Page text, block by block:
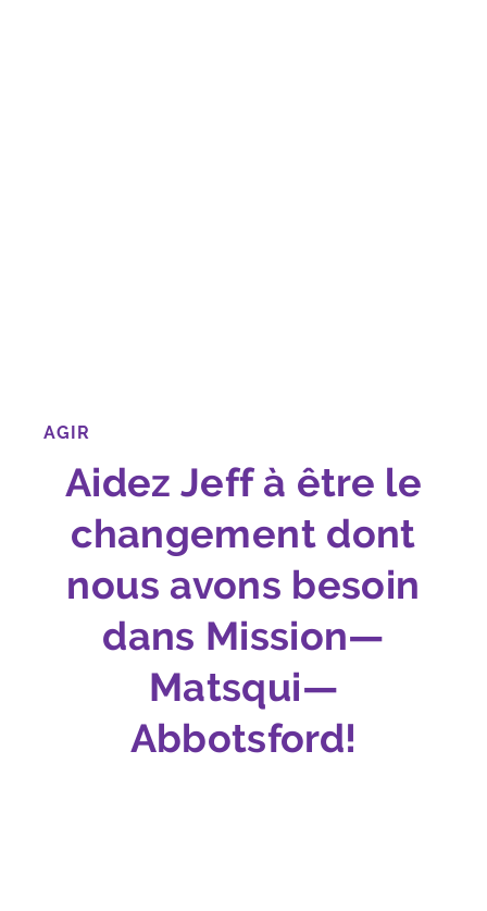
AGIR
Aidez Jeff à être le
changement dont
nous avons besoin
dans Mission—
Matsqui—
Abbotsford!